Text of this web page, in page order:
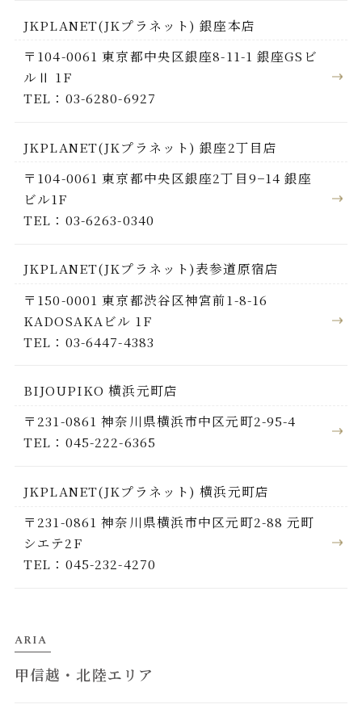
JKPLANET(JKプラネット) 銀座本店
〒104-0061 東京都中央区銀座8-11-1 銀座GSビ
ルⅡ 1F
TEL：03-6280-6927
JKPLANET(JKプラネット) 銀座2丁目店
〒104-0061 東京都中央区銀座2丁目9−14 銀座
ビル1F
TEL：03-6263-0340
JKPLANET(JKプラネット)表参道原宿店
〒150-0001 東京都渋谷区神宮前1-8-16
KADOSAKAビル 1F
TEL：03-6447-4383
BIJOUPIKO 横浜元町店
〒231-0861 神奈川県横浜市中区元町2-95-4
TEL：045-222-6365
JKPLANET(JKプラネット) 横浜元町店
〒231-0861 神奈川県横浜市中区元町2-88 元町
シエテ2F
TEL：045-232-4270
ARIA
甲信越・北陸エリア